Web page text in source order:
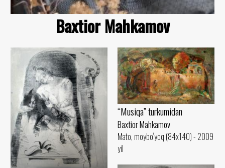
Baxtior Mahkamov
“Musiqa” turkumidan
Baxtior Mahkamov
Mato, moybo‘yoq (84x140) - 2009
yil